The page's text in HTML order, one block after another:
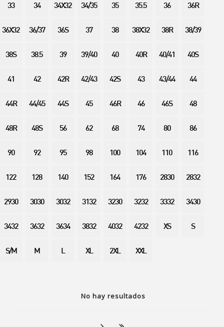
No hay resultados
33 34 34X32 34/35 35 35.5 36 36R
36X32 36/37 36S 37 38 38X32 38R 38/39
38S 38.5 39 39/40 40 40R 40/41 40S
41 42 42R 42/43 42S 43 43/44 44
44R 44/45 44S 45 46R 46 46S 48
48R 48S 56 62 68 74 80 86
90 92 95 98 100 104 110 116
122 128 140 152 164 176 2830 2832
2930 3030 3032 3132 3230 3232 3332 3430
3432 3632 3634 3832 4032 4232 XS S
S/M M L XL 2XL XXL